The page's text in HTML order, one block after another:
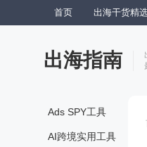
首页 出海干货精
出海指南
Ads SPY工具
AI跨境实用工具